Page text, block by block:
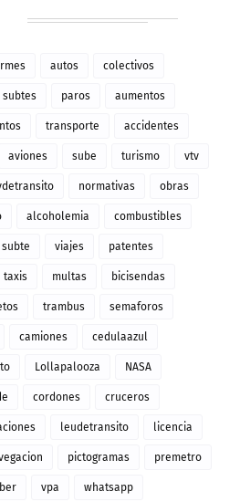
autos colectivos
subtes paros aumentos
transporte accidentes
aviones sube turismo vtv
normativas obras
alcoholemia combustibles
subte viajes patentes
taxis multas bicisendas
trambus semaforos
camiones cedulaazul
Lollapalooza NASA
cordones cruceros
leudetransito licencia
pictogramas premetro
vpa whatsapp